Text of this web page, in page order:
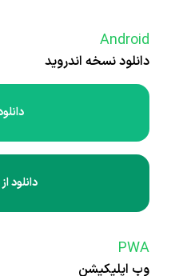
Android
دانلود نسخه اندروید
دانلود
PWA
وب اپلیکیشن